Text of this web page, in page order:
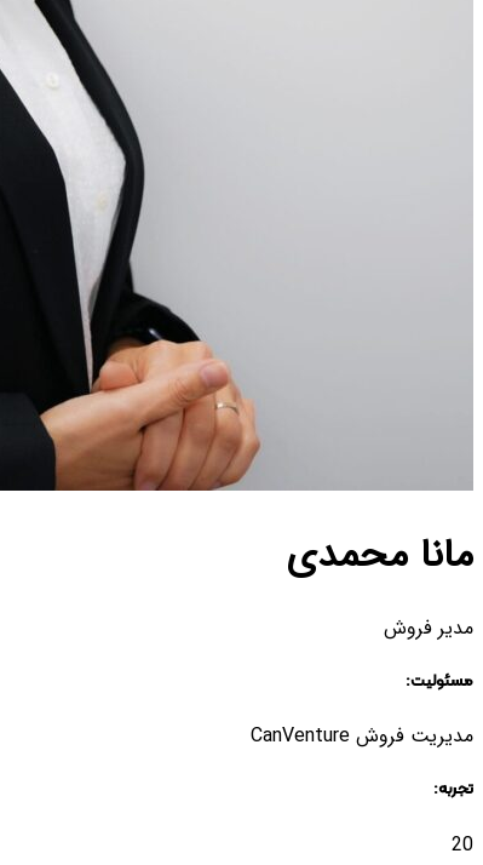
مانا محمدی
مدیر فروش
مسئولیت:
مدیریت فروش CanVenture
تجربه:
20